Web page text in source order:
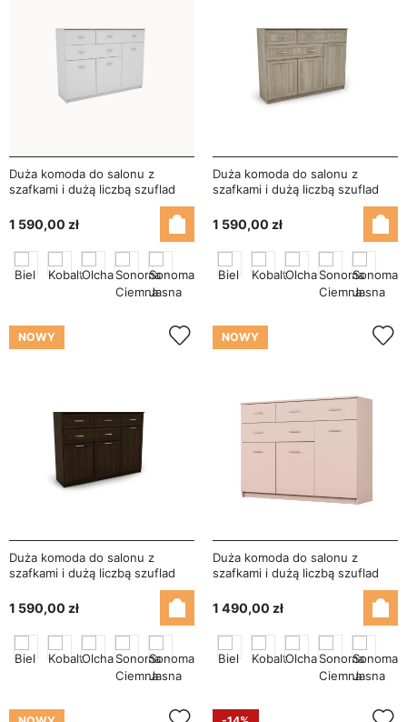
Duża komoda do salonu z
szafkami i dużą liczbą szuflad
1 590,00 zł
Duża komoda do salonu z
szafkami i dużą liczbą szuflad
150 cm Sonoma Jasna – Grande
1 590,00 zł
NOWY
Duża komoda do salonu z
szafkami i dużą liczbą szuflad
Grande
1 590,00 zł
NOWY
Duża komoda do salonu z
szafkami i dużą liczbą szuflad
1 490,00 zł